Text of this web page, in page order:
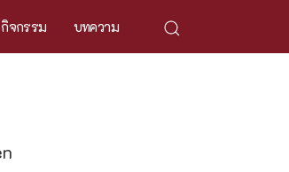
กิจกรรม บทความ